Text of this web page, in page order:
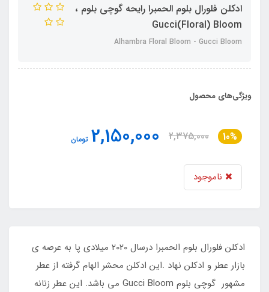
ادکلن فلورال بلوم الحمبرا رایحه گوچی بلوم ،
Gucci(Floral) Bloom
Alhambra Floral Bloom - Gucci Bloom
ویژگی‌های محصول
10%
2,375,000
2,150,000 تومان
ناموجود
ادکلن فلورال بلوم الحمبرا درسال 2020 میلادی پا به عرصه ی
بازار عطر و ادکلن نهاد .این ادکلن محشر الهام گرفته از عطر
مشهور گوچی بلوم Gucci Bloom می باشد. این عطر زنانه